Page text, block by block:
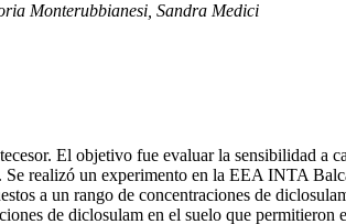
Monterubbianesi, Sandra Medici
El objetivo fue evaluar la sensibilidad
realizó un experimento en la EEA INTA
a un rango de concentraciones de
de diclosulam en el suelo que